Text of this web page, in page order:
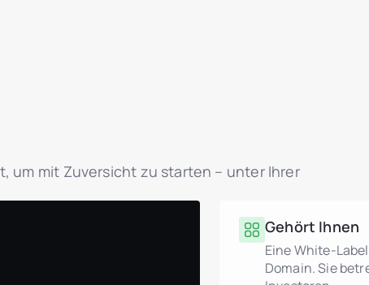
um mit Zuversicht zu starten – unter Ihrer
Gehört Ihnen
Eine White-
Domain. Sie